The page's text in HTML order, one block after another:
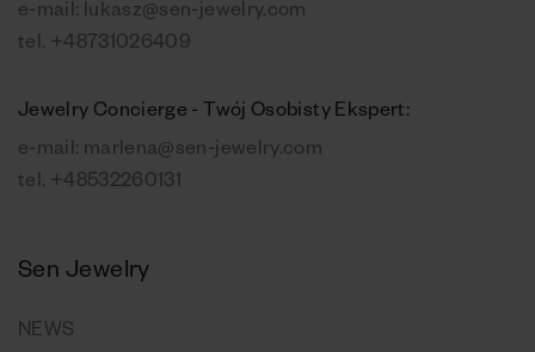
e-mail: lukasz@sen-jewelry.com
tel. +48731026409
Jewelry Concierge - Twój Osobisty Ekspert:
e-mail: marlena@sen-jewelry.com
tel. +48532260131
Sen Jewelry
NEWS